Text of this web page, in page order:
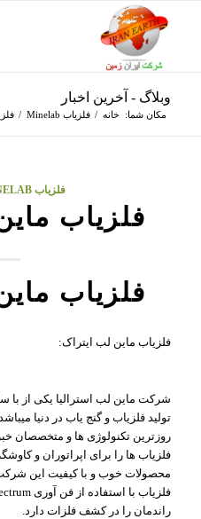
وبلاگ - آخرین اخبار
مکان شما: خانه / فلزیاب Minelab /
فلزیاب MINELAB
فلزیاب
فلزیاب
فلزیاب ماین لب ایتراک:
شرکت ماین لب استرالیا یکی از با
تولید فلزیاب و گنج یاب در دنیا
روزترین تکنولوژی ها و متخصصان
فلزیاب ها را برای اپراتوران و
محصولات خوب و با کیفیت این شرکت
راندمان را در کشف فلزات دارد.